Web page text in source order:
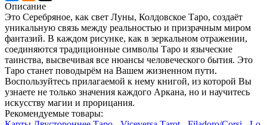
Описание
Это Серебряное, как свет Луны, Колдовское Таро, создаёт
уникальную связь между реальностью и призрачным миром
фантазий. В каждом рисунке, как в зеркальном отражении,
соединяются традиционные символы Таро и языческие
таинства, высвечивая все нюансы человеческого бытия. Это
Таро станет поводырём на Вашем жизненном пути.
Воспользуйтесь прилагаемой к нему книгой, из которой Вы
узнаете не только значения каждого Аркана, но и научитесь
искусству магии и прорицания.
Рекомендуемые товары: